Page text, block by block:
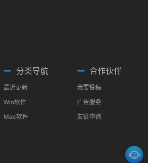
分类导航
最近更新
Win软件
Mac软件
合作伙伴
我要投稿
广告服务
友链申请